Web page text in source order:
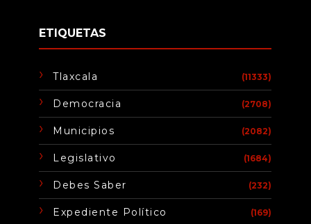
ETIQUETAS
Tlaxcala (11333)
Democracia (2708)
Municipios (2082)
Legislativo (1684)
Debes Saber (232)
Expediente Político (169)